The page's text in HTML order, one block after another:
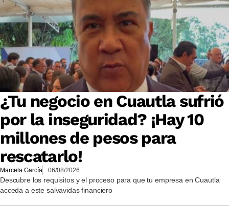
¿Tu negocio en Cuautla sufrió
por la inseguridad? ¡Hay 10
millones de pesos para
rescatarlo!
Marcela García 06/08/2026
Descubre los requisitos y el proceso para que tu empresa en Cuautla
acceda a este salvavidas financiero